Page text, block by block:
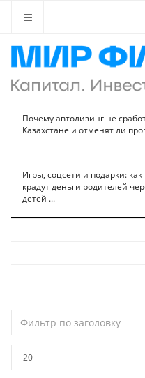
Почему автолизинг не
Казахстане и отменят ли
Игры, соцсети и подарки:
крадут деньги родителей
детей ...
по